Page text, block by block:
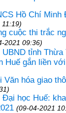
Hồ Chí Minh
cuộc thi trắc
2021 09:36)
tỉnh Thừa
Huế gắn liền
Văn hóa giao
học Huế:
(09-04-2021